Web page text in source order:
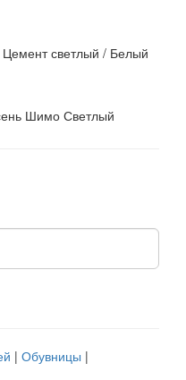
Цемент светлый / Белый
Шимо Светлый
| Обувницы |